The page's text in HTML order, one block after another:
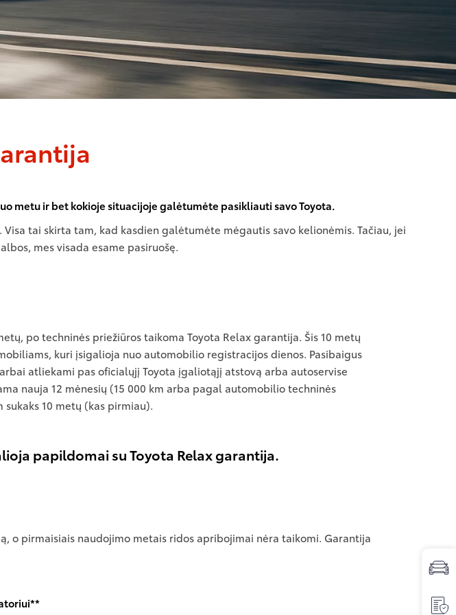
metu ir bet kokioje situacijoje galėtumėte pasikliauti savo Toyota.
tai skirta tam, kad kasdien galėtumėte mėgautis savo kelionėmis. Tačiau, jei
mes visada esame pasiruošę.
po techninės priežiūros taikoma Toyota Relax garantija. Šis 10 metų
kuri įsigalioja nuo automobilio registracijos dienos. Pasibaigus
atliekami pas oficialųjį Toyota įgaliotąjį atstovą arba autoservise
nauja 12 mėnesių (15 000 km arba pagal automobilio techninės
10 metų (kas pirmiau).
papildomai su Toyota Relax garantija.
o pirmaisiais naudojimo metais ridos apribojimai nėra taikomi. Garantija